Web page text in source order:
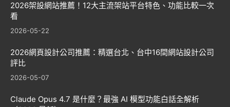
2026架設網站推薦！12大主流架站平台特色、功能比較一次
看
2026-05-22
2026網頁設計公司推薦：精選台北、台中16間網站設計公司
評比
2026-05-07
Claude Opus 4.7 是什麼？最強 AI 模型功能白話全解析